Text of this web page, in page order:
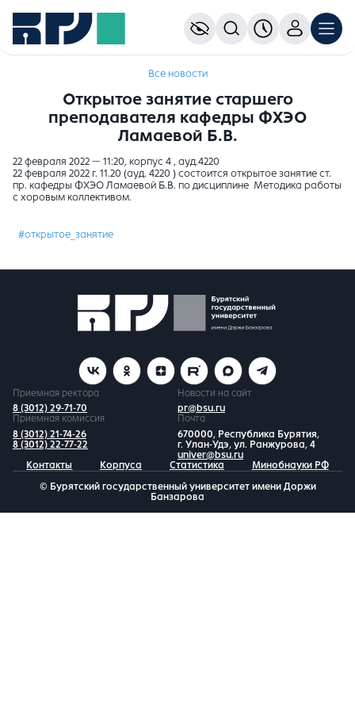
Все новости
Открытое занятие старшего
преподавателя кафедры ФХЭО
Ламаевой Б.В.
22 февраля 2022 — 11:20, корпус 4 , ауд.4220
22 февраля 2022 г. 11.20 (ауд. 4220 ) состоится открытое занятие ст.
пр. кафедры ФХЭО Ламаевой Б.В. по дисциплине Методика работы
с хоровым коллективом.
#открытое_занятие
Приемная ректора
8 (3012) 29-71-70
Новости на сайт
pr@bsu.ru
Приемная комиссия
8 (3012) 21-74-26
8 (3012) 22-77-22
Почта
670000, Республика Бурятия,
г. Улан-Удэ, ул. Ранжурова, 4
univer@bsu.ru
Контакты
Корпуса Статистика Минобнауки РФ
© Бурятский государственный университет имени Доржи
Банзарова